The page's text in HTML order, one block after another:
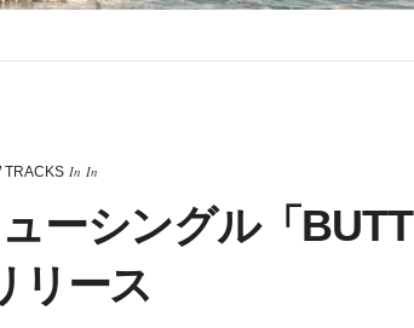
TRACKS In In
ーシングル「BUTT
リース